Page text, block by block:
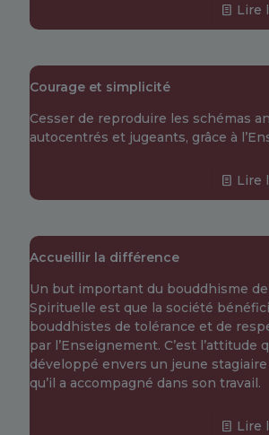
Lire
Courage et simplicité
Cesser de reproduire les schémas
autocentrés et jugeants, grâce à
Lire
Accueillir la différence
Un but important du bouddhisme de
Spirituelle est que la société
bouddhistes de tolérance et de
par l’Enseignement. C’est l’attitude
développé envers un jeune
qu’il a accompagné dans son travail.
Lire